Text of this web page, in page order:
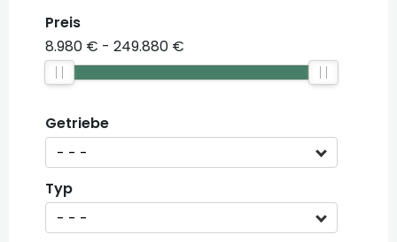
Preis
8.980 €
249.880 €
Getriebe
- - -
Typ
- - -